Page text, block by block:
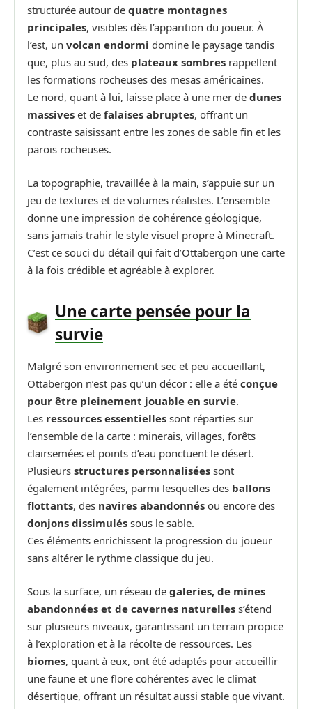
structurée autour de quatre montagnes
principales, visibles dès l’apparition du joueur. À
l’est, un volcan endormi domine le paysage tandis
que, plus au sud, des plateaux sombres rappellent
les formations rocheuses des mesas américaines.
Le nord, quant à lui, laisse place à une mer de dunes
massives et de falaises abruptes, offrant un
contraste saisissant entre les zones de sable fin et les
parois rocheuses.
La topographie, travaillée à la main, s’appuie sur un
jeu de textures et de volumes réalistes. L’ensemble
donne une impression de cohérence géologique,
sans jamais trahir le style visuel propre à Minecraft.
C’est ce souci du détail qui fait d’Ottabergon une carte
à la fois crédible et agréable à explorer.
Une carte pensée pour la
survie
Malgré son environnement sec et peu accueillant,
Ottabergon n’est pas qu’un décor : elle a été conçue
pour être pleinement jouable en survie.
Les ressources essentielles sont réparties sur
l’ensemble de la carte : minerais, villages, forêts
clairsemées et points d’eau ponctuent le désert.
Plusieurs structures personnalisées sont
également intégrées, parmi lesquelles des ballons
flottants, des navires abandonnés ou encore des
donjons dissimulés sous le sable.
Ces éléments enrichissent la progression du joueur
sans altérer le rythme classique du jeu.
Sous la surface, un réseau de galeries, de mines
abandonnées et de cavernes naturelles s’étend
sur plusieurs niveaux, garantissant un terrain propice
à l’exploration et à la récolte de ressources. Les
biomes, quant à eux, ont été adaptés pour accueillir
une faune et une flore cohérentes avec le climat
désertique, offrant un résultat aussi stable que vivant.